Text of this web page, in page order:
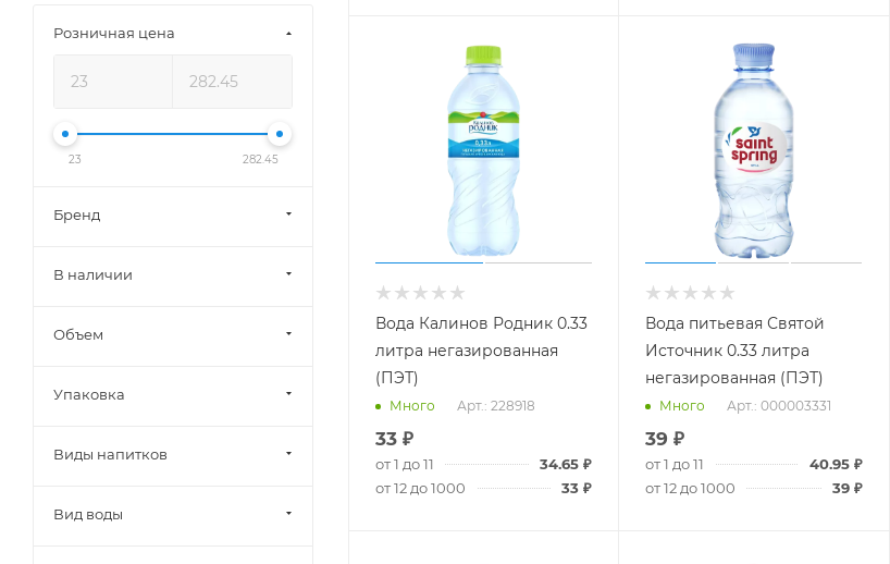
Вода Калинов Родник 0.33
литра негазированная
(ПЭТ)
Много Арт.: 228918
33 ₽
от 1 до 11 34.65 ₽
от 12 до 1000
33 ₽
Вода питьевая Святой
Источник 0.33 литра
негазированная (ПЭТ)
Много Арт.: 000003331
39 ₽
от 1 до 11 40.95₽
от 12 до 1000
39₽
Розничная цена
23 282.45
Бренд
В наличии
Объем
Упаковка
Виды напитков
Вид воды